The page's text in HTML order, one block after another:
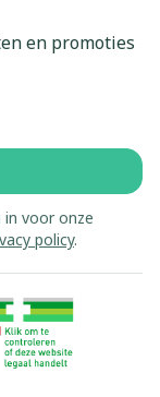
en promoties
in voor onze
policy.